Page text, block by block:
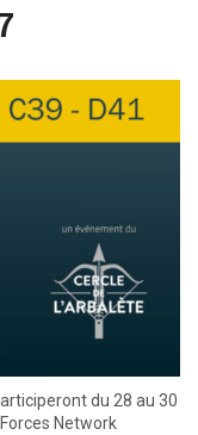
du 28 au 30
Network